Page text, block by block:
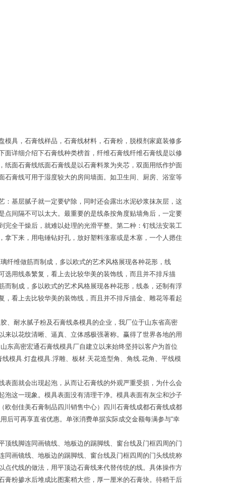
具，石膏线样品，石膏线材料，石膏粉，脱模剂家庭装修多
详细介绍下石膏线种类榜首，纤维石膏线纤维石膏线是以修
面石膏线纸面石膏线是以石膏料浆为夹芯，双面用纸作护面
膏线可用于湿度较大的房间墙面。如卫生间、厨房、浴室等
基层腻子就一定要铲除，同时还会露出水泥砂浆抹灰层，这
间隔不可以太大。最重要的是线条按角度贴墙角后，一定要
全干燥后，就难以处理的光滑平整。第二种：钉线法安装工
下来，用电锤钻好孔，放好塑料涨塞或是木塞，一个人摁住
纤维做筋而制成，多以欧式的艺术风格展现各种花形，线
用线条繁复，看上去比较华美的装饰线，而且并不排斥描
制成，多以欧式的艺术风格展现各种花形，线条，还制有浮
看上去比较华美的装饰线，而且并不排斥描金、雕花等看起
、耐水腻子粉及石膏线条模具的企业，我厂位于山东省高密
以花纹清晰、逼真、立体感极强著称。赢得了世界各地的用
东高密宏通石膏线模具厂自建立以来始终坚持以客户为首位
模具.灯盘模具.浮雕、板材.天花造型角、角线.花角、平线模
面就会出现起泡，从而让石膏线的外观严重受损，为什么会
这一现象。模具表面没有清理干净。模具表面有灰尘和沙子
创佳美石膏制品四川销售中心）四川石膏线成都石膏线成都
后可再享直省优惠。单张消费单据实际成交金额每满参与“幸
线脚连同画镜线、地板边的踢脚线、窗台线及门框四周的门
画镜线、地板边的踢脚线、窗台线及门框四周的门头线统称
代线的做法，用平顶边石膏线来代替传统的线。具体操作方
粉掺水后堆成比图案稍大些，厚一厘米的石膏块。待稍干后